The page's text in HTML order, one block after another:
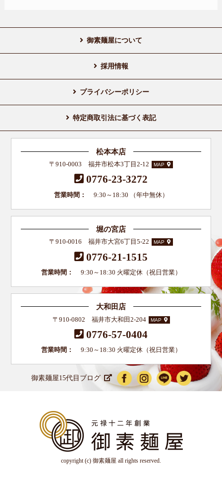
御素麺屋について
採用情報
プライバシーポリシー
特定商取引法に基づく表記
松本本店
〒910-0003 福井市松本3丁目2-12 MAP
0776-23-3272
営業時間： 9:30～18:30 （年中無休）
堀の宮店
〒910-0016 福井市大宮6丁目5-22 MAP
0776-21-1515
営業時間： 9:30～18:30 火曜定休（祝日営業）
大和田店
〒910-0802 福井市大和田2-204 MAP
0776-57-0404
営業時間： 9:30～18:30 火曜定休（祝日営業）
御素麺屋15代目ブログ
copyright (c) 御素麺屋 all rights reserved.